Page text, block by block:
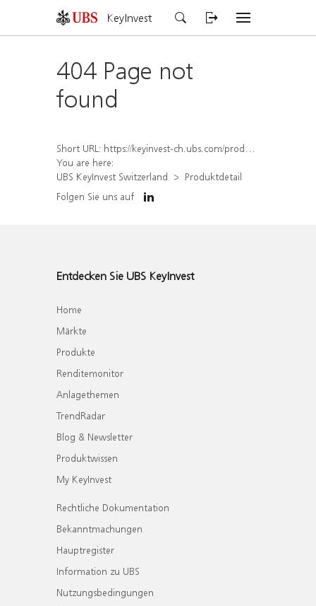
KeyInvest
404 Page not
found
Short URL: https://keyinvest-ch.ubs.com/produkt/detail/index/isin/CH1582453283
You are here:
UBS KeyInvest Switzerland
Produktdetail
Folgen Sie uns auf
Entdecken Sie UBS KeyInvest
Home
Märkte
Produkte
Renditemonitor
Anlagethemen
TrendRadar
Blog & Newsletter
Produktwissen
My KeyInvest
Rechtliche Dokumentation
Bekanntmachungen
Hauptregister
Information zu UBS
Nutzungsbedingungen